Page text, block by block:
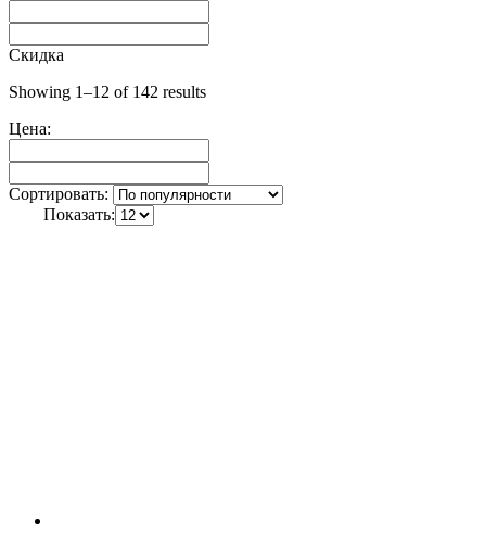
Скидка
Showing 1–12 of 142 results
Цена:
Сортировать:
Показать: